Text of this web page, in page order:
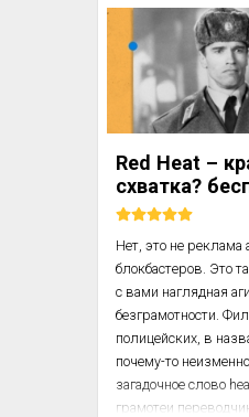
языка: он вставляет
энергично
слова так, как их
в этот момент не
слова, позднее,
диалоги, будете
что для надежного
сначала разобрать
наложить на них
Выкрикивание
Red Heat –
схватка?
Нет, это не реклама
блокбастеров. Это
с вами наглядная
безграмотности.
полицейских, в
почему-то
загадочное слово
грамотеи